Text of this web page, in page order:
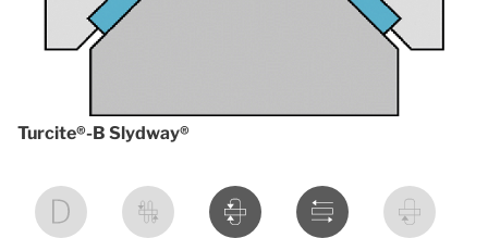
Turcite®-B Slydway®